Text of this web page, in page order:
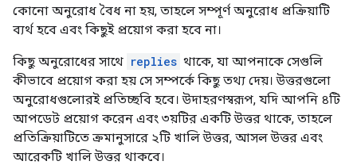
কোনো অনুরোধ বৈধ না হয়, তাহলে সম্পূর্ণ অনুরোধ প্রক্রিয়াটি
ব্যর্থ হবে এবং কিছুই প্রয়োগ করা হবে না।
কিছু অনুরোধের সাথে replies থাকে, যা আপনাকে সেগুলি
কীভাবে প্রয়োগ করা হয় সে সম্পর্কে কিছু তথ্য দেয়। উত্তরগুলো
অনুরোধগুলোরই প্রতিচ্ছবি হবে। উদাহরণস্বরূপ, যদি আপনি ৪টি
আপডেট প্রয়োগ করেন এবং ৩য়টির একটি উত্তর থাকে, তাহলে
প্রতিক্রিয়াটিতে ক্রমানুসারে ২টি খালি উত্তর, আসল উত্তর এবং
আরেকটি খালি উত্তর থাকবে।